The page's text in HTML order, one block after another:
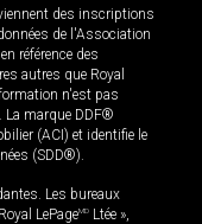
des inscriptions
de l'Association
référence des
autres que Royal
n'est pas
La marque DDF®
(ACI) et identifie le
(SDD®).
Les bureaux
LePageMD Ltée »,